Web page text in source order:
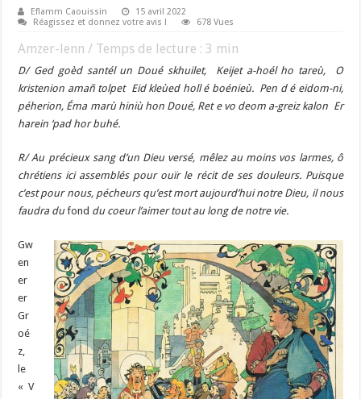
Eflamm Caouissin
15 avril 2022
Réagissez et donnez votre avis !
678 Vues
Amzer-lenn / Temps de lecture :3 min
D/ Ged goèd santél un Doué skhuilet, Keijet a-hoél ho tareù, O
kristenion amañ tolpet Eid kleùed holl é boénieù. Pen d é eidom-ni,
péherion, Éma marù hiniù hon Doué, Ret e vo deom a-greiz kalon Er
harein ‘pad hor buhé.
R/ Au précieux sang d’un Dieu versé, mêlez au moins vos larmes, ô
chrétiens ici assemblés pour ouïr le récit de ses douleurs. Puisque
c’est pour nous, pécheurs qu’est mort aujourd’hui notre Dieu, il nous
faudra dufond du coeur l’aimer tout au long de notre vie.
Gw
en
er
er
Gr
oé
z,
le
« V